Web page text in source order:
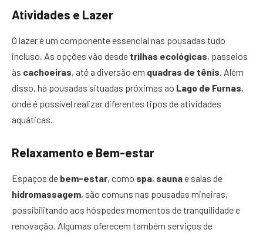
Atividades e Lazer
O lazer é um componente essencial nas pousadas tudo
incluso. As opções vão desde trilhas ecológicas, passeios
às cachoeiras, até a diversão em quadras de tênis. Além
disso, há pousadas situadas próximas ao Lago de Furnas,
onde é possível realizar diferentes tipos de atividades
aquáticas.
Relaxamento e Bem-estar
Espaços de bem-estar, como spa, saunae salas de
hidromassagem, são comuns nas pousadas mineiras,
possibilitando aos hóspedes momentos de tranquilidade e
renovação. Algumas oferecem também serviços de